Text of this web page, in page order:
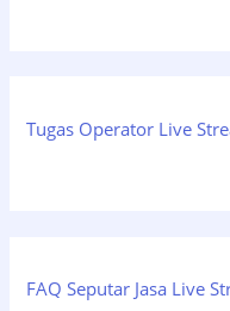
Tugas Operator Live
FAQ Seputar Jasa Live